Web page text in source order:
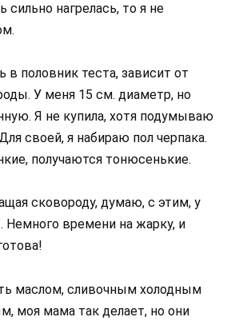
сильно нагрелась, то я не
в половник теста, зависит от
У меня 15 см. диаметр, но
Я не купила, хотя подумываю
своей, я набираю пол черпака.
получаются тонюсенькие.
сковороду, думаю, с этим, у
Немного времени на жарку, и
маслом, сливочным холодным
моя мама так делает, но они